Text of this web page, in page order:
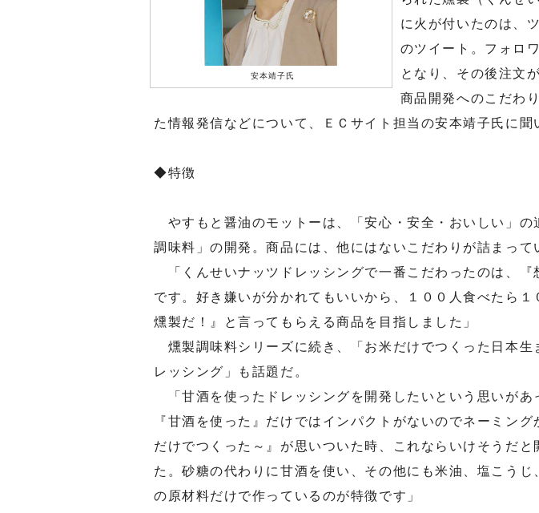
安本靖子氏
に火が付いたのは、
のツイート。フォロ
となり、その後注文
商品開発へのこだわ
た情報発信などについて、ＥＣサイト担当の安本靖子氏に聞
◆特徴
やすもと醤油のモットーは、「安心・安全・おいしい」の
調味料」の開発。商品には、他にはないこだわりが詰まって
「くんせいナッツドレッシングで一番こだわったのは、『
です。好き嫌いが分かれてもいいから、１００人食べたら１
燻製だ！』と言ってもらえる商品を目指しました」
燻製調味料シリーズに続き、「お米だけでつくった日本生
レッシング」も話題だ。
「甘酒を使ったドレッシングを開発したいという思いがあ
『甘酒を使った』だけではインパクトがないのでネーミング
だけでつくった～』が思いついた時、これならいけそうだと
た。砂糖の代わりに甘酒を使い、その他にも米油、塩こうじ
の原材料だけで作っているのが特徴です」